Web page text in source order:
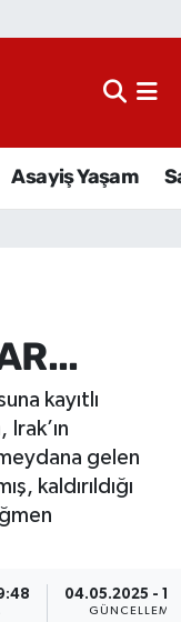
Asayiş Yaşam
kayıtlı
gelen
kaldırıldığı
04.05.2025 -
GÜNCELLEME